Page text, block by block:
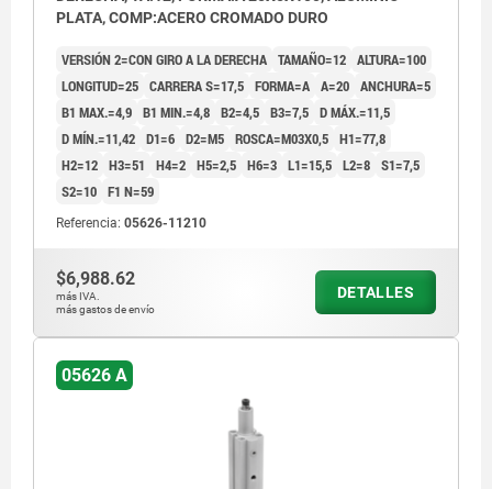
1) Sujetar
3) Carrera de giro
PLATA, COMP:ACERO CROMADO DURO
VERSIÓN 2=CON GIRO A LA DERECHA TAMAÑO=12 ALTURA=100
LONGITUD=25 CARRERA S=17,5 FORMA=A A=20 ANCHURA=5
B1 MAX.=4,9 B1 MIN.=4,8 B2=4,5 B3=7,5 D MÁX.=11,5
D MÍN.=11,42 D1=6 D2=M5 ROSCA=M03X0,5 H1=77,8
H2=12 H3=51 H4=2 H5=2,5 H6=3 L1=15,5 L2=8 S1=7,5
S2=10 F1 N=59
Referencia: 05626-11210
$6,988.62
más IVA.
más gastos de envío
DETALLES
05626 A